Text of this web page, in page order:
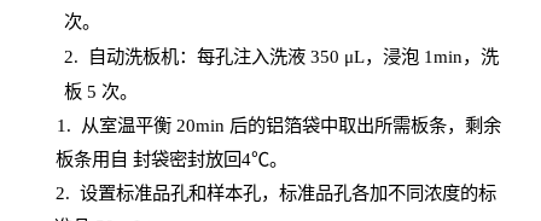
次。
2.
自动洗板机：每孔注入洗液 350 μL，浸泡 1min，洗
板 5 次。
1 . 从室温平衡 20min 后的铝箔袋中取出所需板条，剩余
板条用自 封袋密封放回4℃。
2. 设置标准品孔和样本孔，标准品孔各加不同浓度的标